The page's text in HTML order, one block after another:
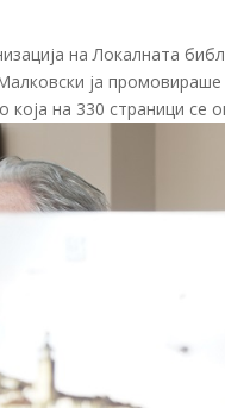
на Локалната
ја промовираше
која на 330 страници